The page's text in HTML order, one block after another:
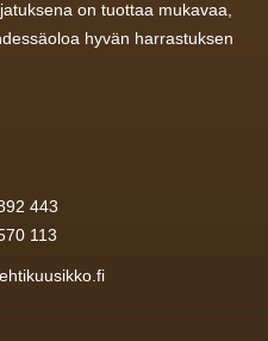
on tuottaa mukavaa,
hyvän harrastuksen
443
113